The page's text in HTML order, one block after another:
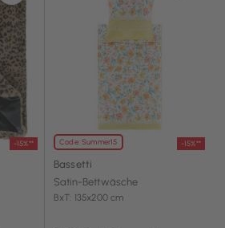
-15%** Code: Summer15 -15%**
Bassetti
Satin-Bettwäsche
BxT: 135x200 cm